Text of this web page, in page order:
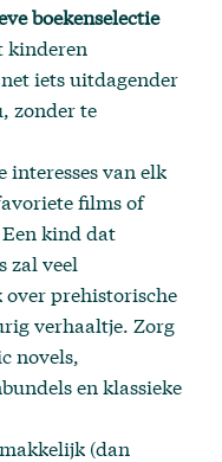
boekenselectie
kinderen
iets uitdagender
zonder te
interesses van elk
films of
kind dat
zal veel
over prehistorische
verhaaltje. Zorg
novels,
en klassieke
(dan